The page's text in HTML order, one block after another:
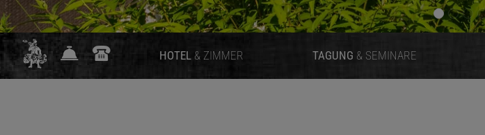
HOTEL & ZIMMER TAGUNG & SEMINARE